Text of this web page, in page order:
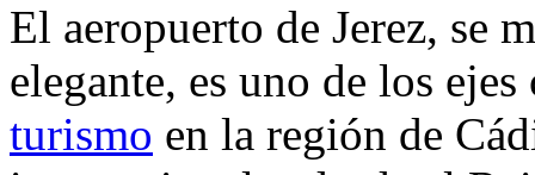
El aeropuerto de Jerez, se
elegante, es uno de los
turismo en la región de